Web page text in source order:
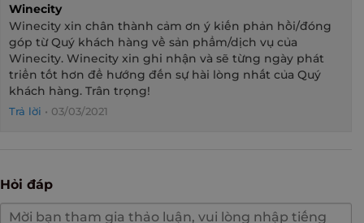
Winecity
Winecity xin chân thành cảm ơn ý kiến phản hồi/đóng
góp từ Quý khách hàng về sản phẩm/dịch vụ của
Winecity. Winecity xin ghi nhận và sẽ từng ngày phát
triển tốt hơn để hướng đến sự hài lòng nhất của Quý
khách hàng. Trân trọng!
Trả lời • 03/03/2021
Hỏi đáp